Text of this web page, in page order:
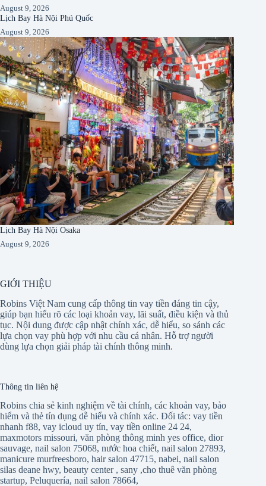
August 9, 2026
Lịch Bay Hà Nội Phú Quốc
August 9, 2026
Lịch Bay Hà Nội Osaka
August 9, 2026
GIỚI THIỆU
Robins Việt Nam cung cấp thông tin vay tiền đáng tin cậy,
giúp bạn hiểu rõ các loại khoản vay, lãi suất, điều kiện và thủ
tục. Nội dung được cập nhật chính xác, dễ hiểu, so sánh các
lựa chọn vay phù hợp với nhu cầu cá nhân. Hỗ trợ người
dùng lựa chọn giải pháp tài chính thông minh.
Thông tin liên hệ
Robins chia sẻ kinh nghiệm về tài chính, các khoản vay, bảo
hiểm và thẻ tín dụng dễ hiểu và chính xác. Đối tác: vay tiền
nhanh f88, vay icloud uy tín, vay tiền online 24 24,
maxmotors missouri, văn phòng thông minh yes office, dior
sauvage, nail salon 75068, nước hoa chiết, nail salon 27893,
manicure murfreesboro, hair salon 47715, nabei, nail salon
silas deane hwy, beauty center, sany ,cho thuê văn phòng
startup, Peluquería, nail salon 78664,